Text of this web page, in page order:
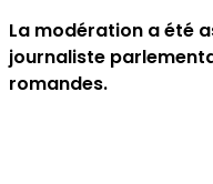
La modération a été
journaliste
romandes.